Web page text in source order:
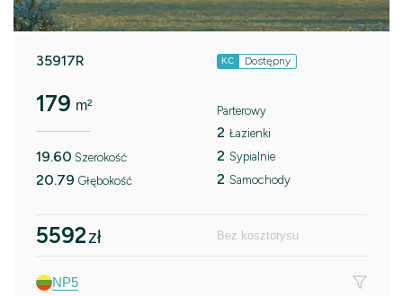
35917R KC Dostępny
179 m²
19.60 Szerokość
20.79 Głębokość
Parterowy
2 Łazienki
2 Sypialnie
2 Samochody
5592zł Bez kosztorysu
NP5